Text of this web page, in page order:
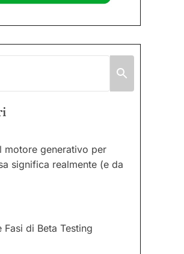
motore generativo per
significa realmente (e da
di Beta Testing